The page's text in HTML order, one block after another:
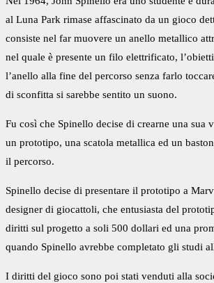
al Luna Park rimase affascinato da un gioco
consiste nel far muovere un anello metallico
nel quale è presente un filo elettrificato,
l’anello alla fine del percorso senza farlo
di sconfitta si sarebbe sentito un suono.
Fu così che Spinello decise di crearne una sua
un prototipo, una scatola metallica ed un
il percorso.
Spinello decise di presentare il prototipo a
designer di giocattoli, che entusiasta del
diritti sul progetto a soli 500 dollari ed una
quando Spinello avrebbe completato gli studi
I diritti del gioco sono poi stati venduti alla